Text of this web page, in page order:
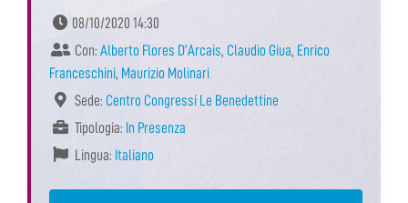
08/10/2020 14:30
Con: Alberto Flores D’Arcais, Claudio Giua, Enrico
Franceschini, Maurizio Molinari
Sede: Centro Congressi Le Benedettine
Tipologia: In Presenza
Lingua: Italiano